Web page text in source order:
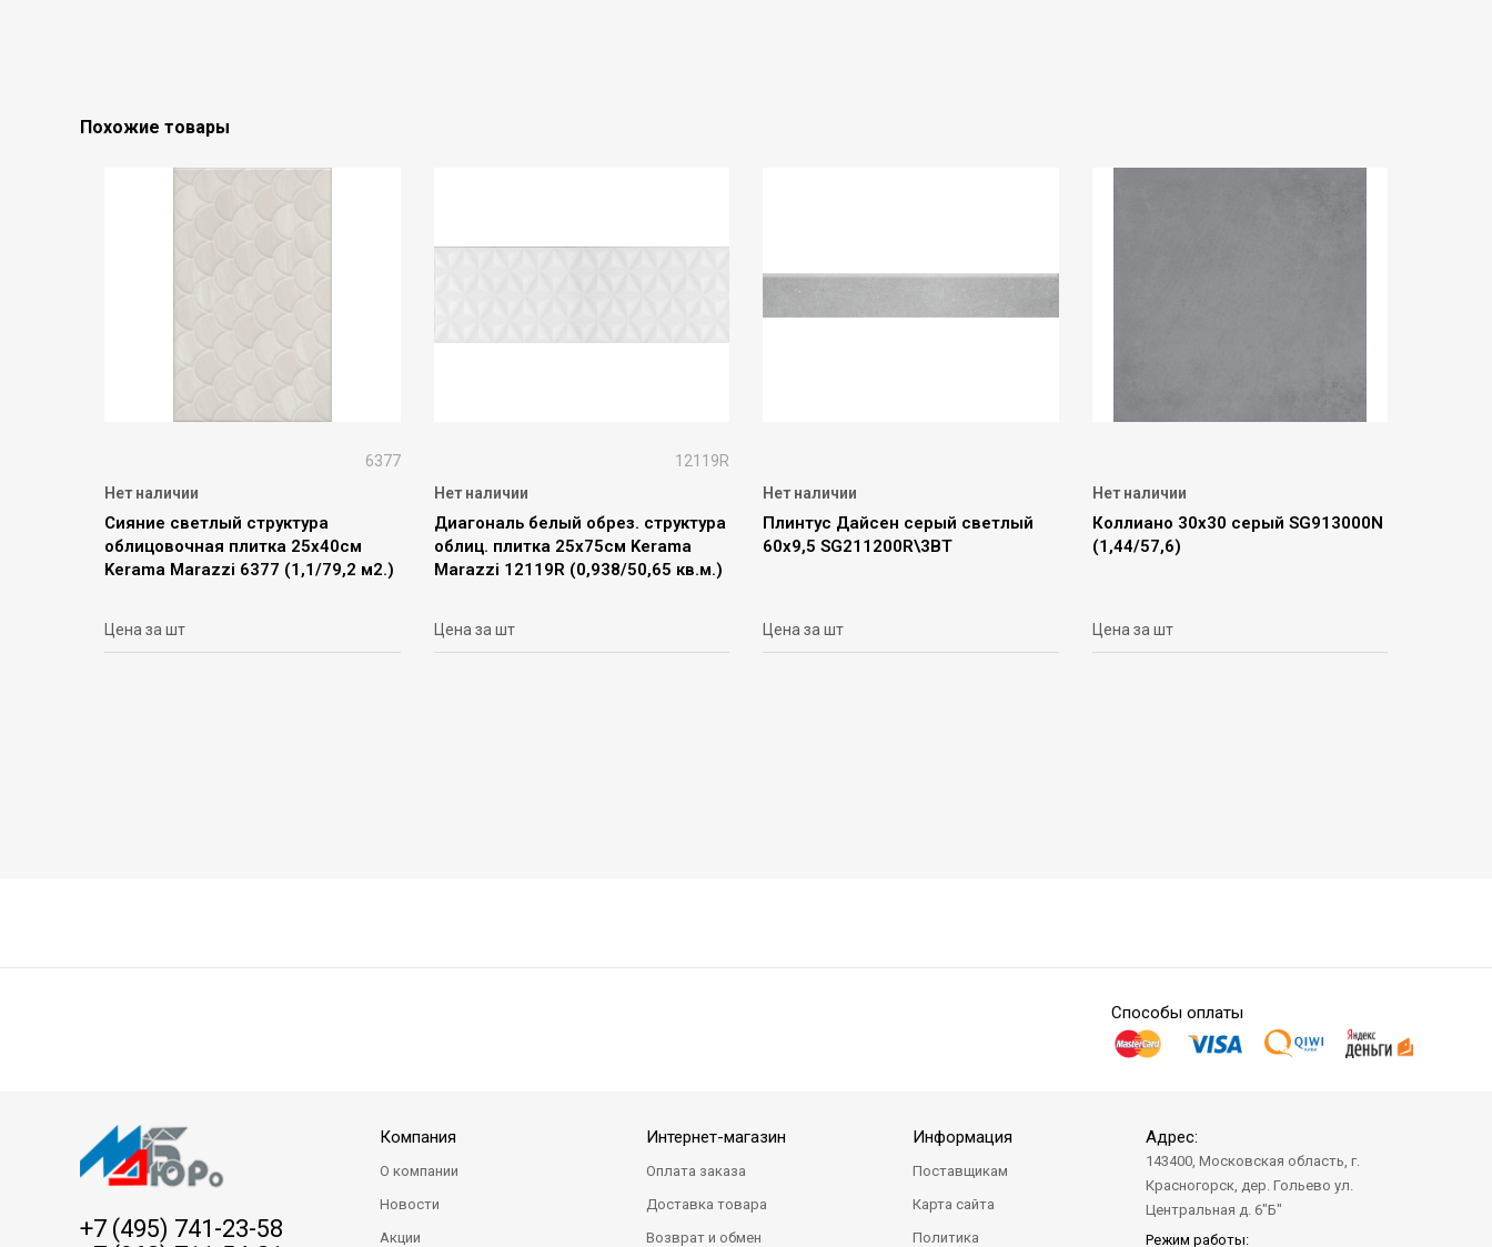
Похожие товары
6377
Нет наличии
Сияние светлый структура
облицовочная плитка 25х40см
Kerama Marazzi 6377 (1,1/79,2 м2.)
Цена за шт
12119R
Нет наличии
Диагональ белый обрез. структура
облиц. плитка 25х75см Kerama
Marazzi 12119R (0,938/50,65 кв.м.)
Цена за шт
Нет наличии
Плинтус Дайсен серый светлый
60х9,5 SG211200R\3BT
Цена за шт
Нет наличии
Коллиано 30х30 серый SG913000N
(1,44/57,6)
Цена за шт
Способы оплаты
+7 (495) 741-23-58
Компания
О компании
Новости
Акции
Интернет-магазин
Оплата заказа
Доставка товара
Возврат и обмен
Информация
Поставщикам
Карта сайта
Политика
Адрес:
143400, Московская область, г.
Красногорск, дер. Гольево ул.
Центральная д. 6"Б"
Режим работы: